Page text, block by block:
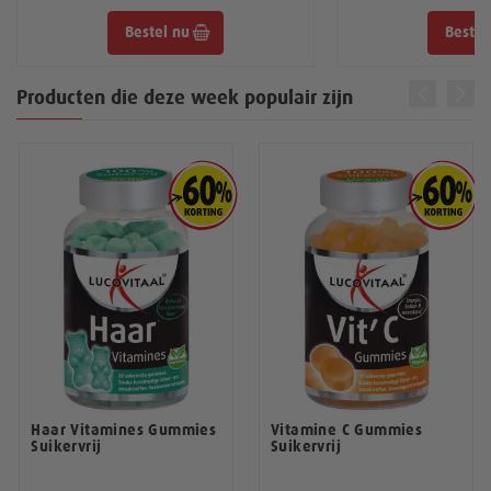
Ondersteunt het immuunsysteem.
Gemakkelijk slikbare capsule
Geen suiker toegevoegd, geen zout
Bestel nu Bestel
Producten die deze week populair zijn
Haar Vitamines Gummies
Suikervrij
Vitamine C Gummies
Suikervrij